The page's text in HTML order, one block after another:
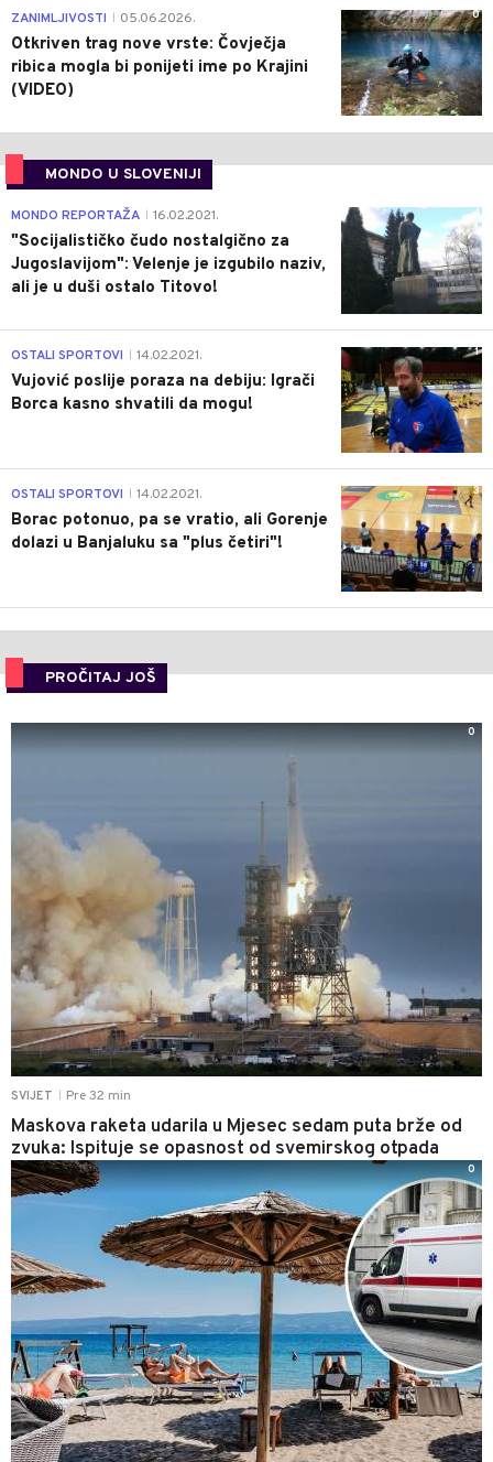
0
ZANIMLJIVOSTI 05.06.2026.
Otkriven trag nove vrste: Čovječja
ribica mogla bi ponijeti ime po Krajini
(VIDEO)
MONDO U SLOVENIJI
4
MONDO REPORTAŽA 16.02.2021.
"Socijalističko čudo nostalgično za
Jugoslavijom": Velenje je izgubilo naziv,
ali je u duši ostalo Titovo!
1
OSTALI SPORTOVI 14.02.2021.
Vujović poslije poraza na debiju: Igrači
Borca kasno shvatili da mogu!
3
OSTALI SPORTOVI 14.02.2021.
Borac potonuo, pa se vratio, ali Gorenje
dolazi u Banjaluku sa "plus četiri"!
PROČITAJ JOŠ
SVIJET Pre 32 min
Maskova raketa udarila u Mjesec sedam puta brže od
zvuka: Ispituje se opasnost od svemirskog otpada
0
0